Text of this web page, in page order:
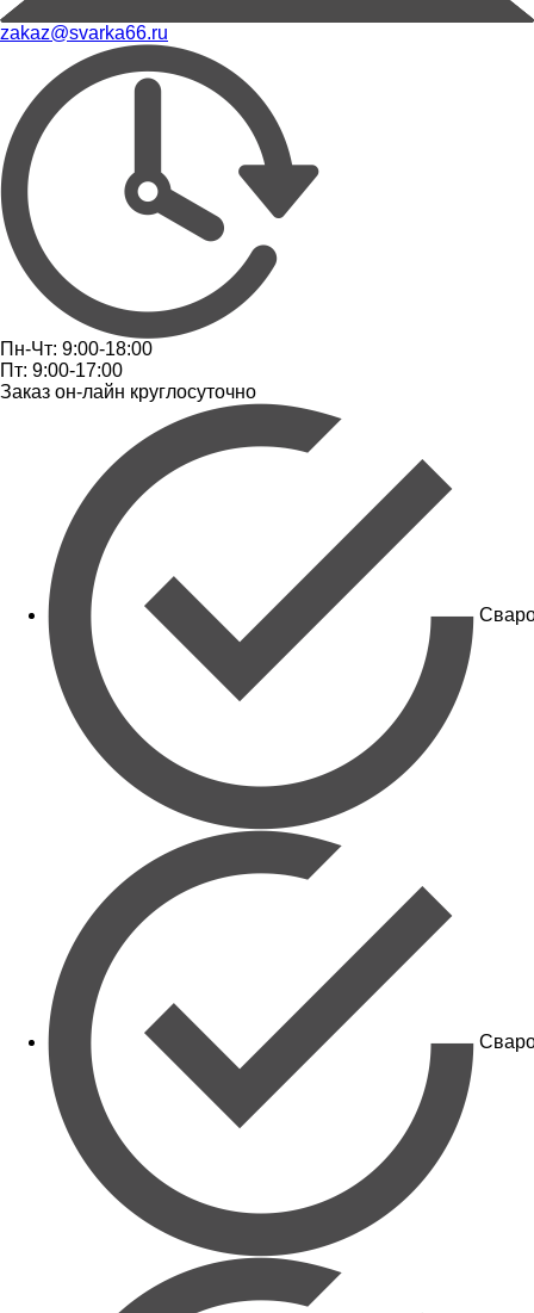
zakaz@svarka66.ru
Пн-Чт: 9:00-18:00
Пт: 9:00-17:00
Заказ он-лайн круглосуточно